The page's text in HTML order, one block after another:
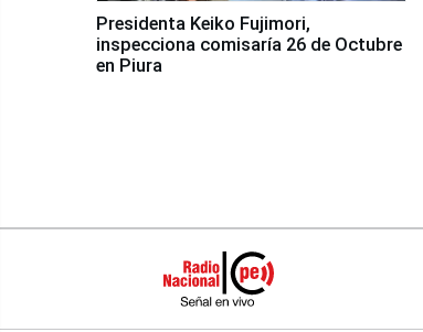
Presidenta Keiko Fujimori,
inspecciona comisaría 26 de Octubre
en Piura